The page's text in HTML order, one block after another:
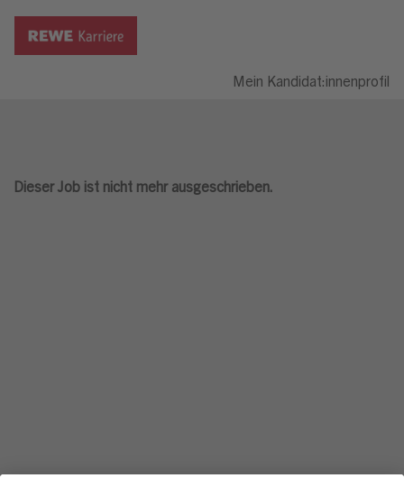
Mein Kandidat:innenprofil
Dieser Job ist nicht mehr ausgeschrieben.